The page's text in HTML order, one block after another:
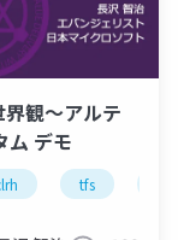
jppc2023
界観～アルテ
ム デモ
tfs